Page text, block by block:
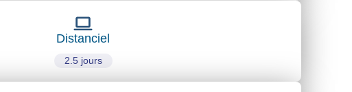
Distanciel
2.5 jours